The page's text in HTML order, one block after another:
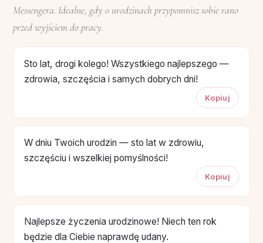
Messengera. Idealne, gdy o urodzinach przypomnisz sobie rano
przed wyjściem do pracy.
Sto lat, drogi kolego! Wszystkiego najlepszego —
zdrowia, szczęścia i samych dobrych dni!
Kopiuj
W dniu Twoich urodzin — sto lat w zdrowiu,
szczęściu i wszelkiej pomyślności!
Kopiuj
Najlepsze życzenia urodzinowe! Niech ten rok
będzie dla Ciebie naprawdę udany.